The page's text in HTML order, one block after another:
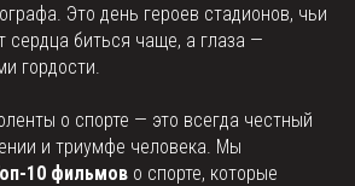
Это день героев стадионов, чьи
сердца биться чаще, а глаза —
гордости.
о спорте — это всегда честный
и триумфе человека. Мы
10 фильмов о спорте, которые